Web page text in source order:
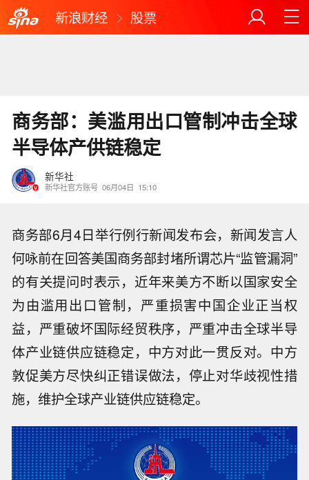
新浪财经 股票
商务部：美滥用出口管制冲击全球
半导体产供链稳定
新华社
新华社官方账号 06月04日 15:10
商务部6月4日举行例行新闻发布会，新闻发言人
何咏前在回答美国商务部封堵所谓芯片“监管漏洞”
的有关提问时表示，近年来美方不断以国家安全
为由滥用出口管制，严重损害中国企业正当权
益，严重破坏国际经贸秩序，严重冲击全球半导
体产业链供应链稳定，中方对此一贯反对。中方
敦促美方尽快纠正错误做法，停止对华歧视性措
施，维护全球产业链供应链稳定。